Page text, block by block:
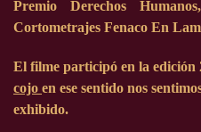
Premio Derechos
Cortometrajes Fenaco En
El filme participó en la edición
cojo en ese sentido nos
exhibido.